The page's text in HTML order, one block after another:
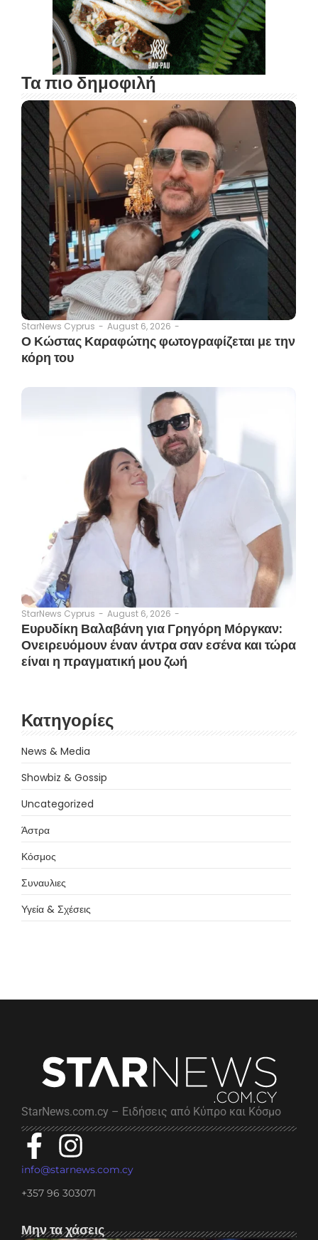
Τα πιο δημοφιλή
StarNews Cyprus - August 6, 2026 -
Ο Κώστας Καραφώτης φωτογραφίζεται με την
κόρη του
StarNews Cyprus - August 6, 2026 -
Ευρυδίκη Βαλαβάνη για Γρηγόρη Μόργκαν:
Ονειρευόμουν έναν άντρα σαν εσένα και τώρα
είναι η πραγματική μου ζωή
Κατηγορίες
News & Media
Showbiz & Gossip
Uncategorized
Άστρα
Κόσμος
Συναυλιες
Υγεία & Σχέσεις
StarNews.com.cy – Ειδήσεις από Κύπρο και Κόσμο
info@starnews.com.cy
+357 96 303071
Μην τα χάσεις